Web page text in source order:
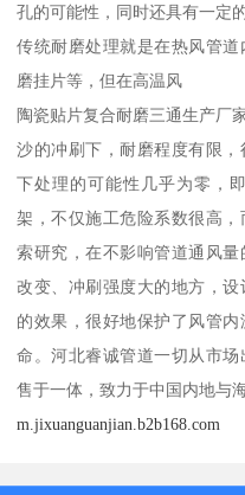
孔的可能性，同时还具有一定
传统耐磨处理就是在热风管
磨挂片等，但在高温风
陶瓷贴片复合耐磨三通生产厂
沙的冲刷下，耐磨程度有限
下处理的可能性几乎为零，
架，不仅施工危险系数很高
索研究，在不影响管道通风
改变、冲刷强度大的地方，
的效果，很好地保护了风管
命。河北睿诚管道一切从市
售于一体，致力于中国内地与
m.jixuanguanjian.b2b168.com